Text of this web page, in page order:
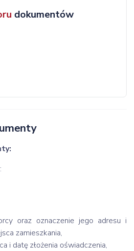
dokumentów
oraz oznaczenie jego adresu i
zamieszkania,
i datę złożenia oświadczenia,